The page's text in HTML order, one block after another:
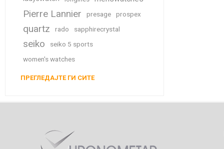
Pierre Lannier presage prospex
quartz rado sapphirecrystal
seiko
seiko 5 sports
women's watches
ПРЕГЛЕДАЈТЕ ГИ СИТЕ